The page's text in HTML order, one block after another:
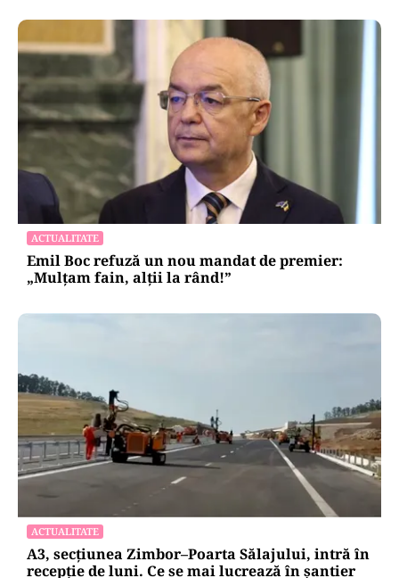
ACTUALITATE
Emil Boc refuză un nou mandat de premier:
„Mulțam fain, alții la rând!”
ACTUALITATE
A3, secțiunea Zimbor–Poarta Sălajului, intră în
recepție de luni. Ce se mai lucrează în șantier